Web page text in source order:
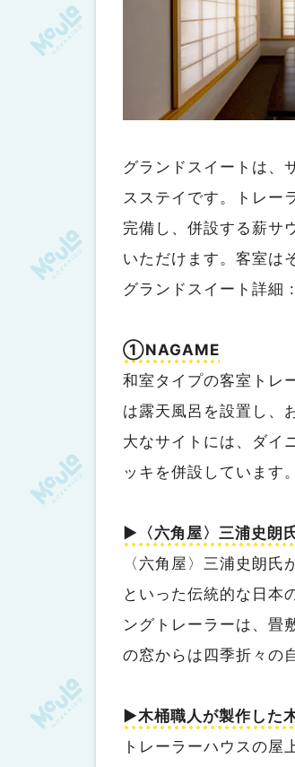
グランドスイートは、
スステイです。トレー
完備し、併設する薪サ
いただけます。客室は
グランドスイート詳細 :
①NAGAME
和室タイプの客室トレ
は露天風呂を設置し、
大なサイトには、ダイ
ッキを併設しています。
▶︎〈六角屋〉三浦史朗
〈六角屋〉三浦史朗
といった伝統的な日本
ングトレーラーは、畳
の窓からは四季折々の
▶︎木桶職人が製作した
トレーラーハウスの屋